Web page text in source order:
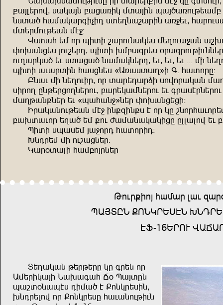
=uwlşğnf^ iumuwz çujuxrm sıuwrz
ziıu, ausumuğürvre iışpzubuğrz ux<şd^
sışğsndkşuz st<!
Fiıua şs nğ hrır buğndzumşi sşpndu<uz
yn.uzjşi wndbşğe^ hrır .sçuüğşi
ndpuğmu, şd iıuju, zusumzşğe^ şd^ şd^ şd $$$ sr
hrır uduğırz auijzşi {Uxuiıup´r Ü$ auınğg!
Çzud sr zşpndrğ^ nğ ıuğşeuğqr infnğumuz
irğnp gzkşğjnpzşğnd^ çuğşmuszşğnd şd
supkuz=zşğ şd {huauz<´zşğ yn.uzjşjr!
Rğumuzndkşuz st< rz=örz=i t nğ mg
çu.ıudnğ şpu, şs =nd cusuzumumrjg gllulnf şd
Hrır ihuişs wu<nğe auınğre!
:zeğşs sr ndbujzşğ!
Muğ+ıulr ausçnwğzşğ
Kndğ=rnw ausuğ lud
HUWIGZ ?NZMĞŞİTZ
T(-16ŞĞND
Işpumuz kşğkşğg mg üğşz nğ
Usşğrmuwr Zu.uüua O+ Huwıgz
hubı+zuhti ersu, t ?nzmğşirz^
.zeğşlnf nğ ?nzmğşig auduzndkrdz